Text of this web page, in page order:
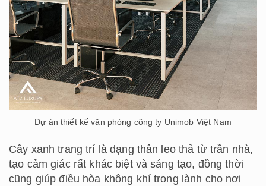
Dự án thiết kế văn phòng công ty Unimob Việt Nam
Cây xanh trang trí là dạng thân leo thả từ trần nhà,
tạo cảm giác rất khác biệt và sáng tạo, đồng thời
cũng giúp điều hòa không khí trong lành cho nơi